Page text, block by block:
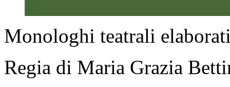
Monologhi teatrali
Regia di Maria Grazia